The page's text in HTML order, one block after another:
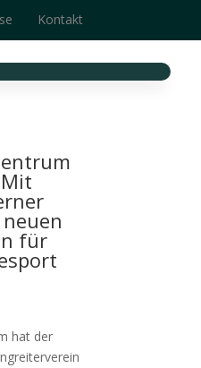
Kontakt
für
hat der